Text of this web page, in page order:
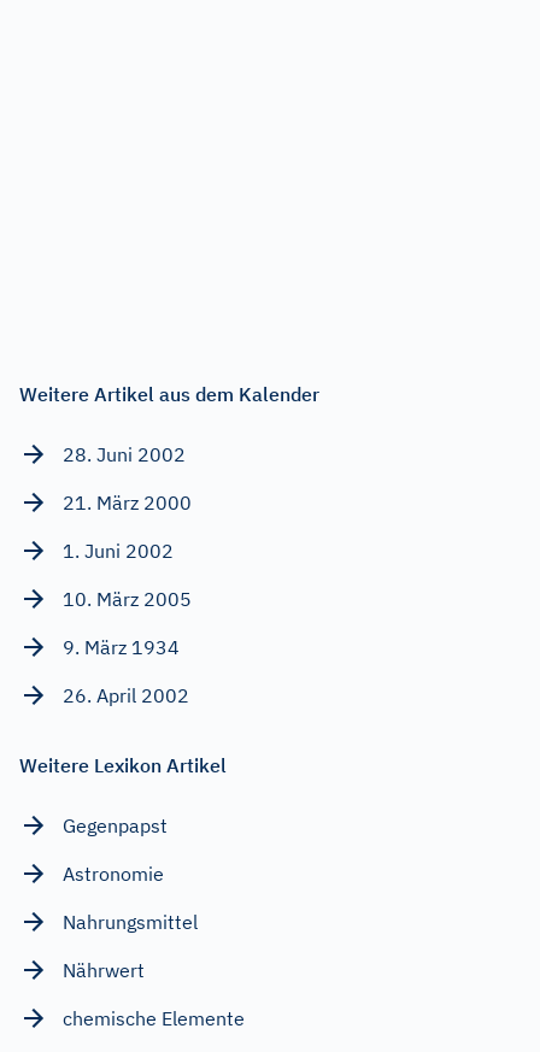
Weitere Artikel aus dem Kalender
28. Juni 2002
21. März 2000
1. Juni 2002
10. März 2005
9. März 1934
26. April 2002
Weitere Lexikon Artikel
Gegenpapst
Astronomie
Nahrungsmittel
Nährwert
chemische Elemente